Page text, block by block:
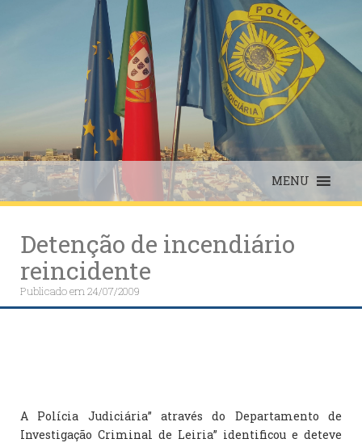
MENU
Detenção de incendiário
reincidente
Publicado em24/07/2009
A Polícia Judiciária” através do Departamento de
Investigação Criminal de Leiria” identificou e deteve